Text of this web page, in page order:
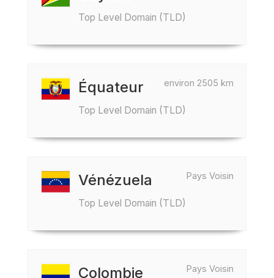
Top Level Domain (TLD)
environ 2505 km
Équateur
Top Level Domain (TLD)
Pays Voisin
Vénézuela
Top Level Domain (TLD)
Pays Voisin
Colombie